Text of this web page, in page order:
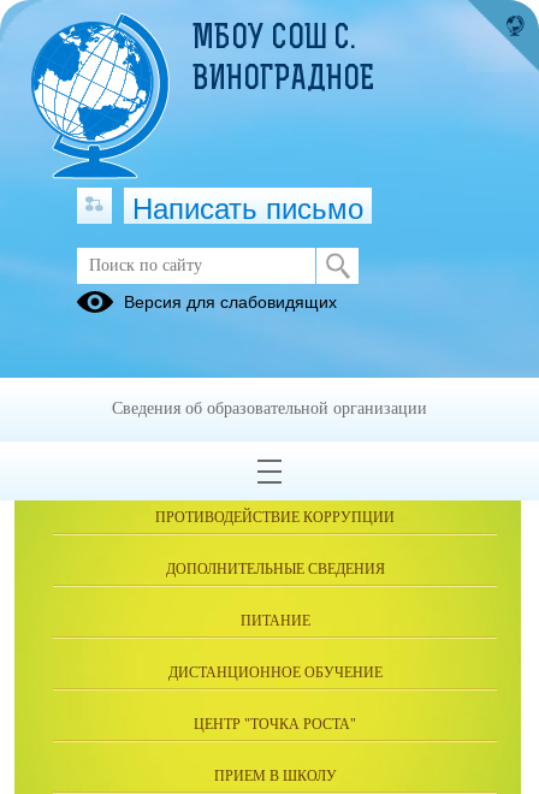
Публикации за Октябрь 2025
ОБРАЩЕНИЯ ГРАЖДАН
ПРОТИВОДЕЙСТВИЕ КОРРУПЦИИ
ДОПОЛНИТЕЛЬНЫЕ СВЕДЕНИЯ
ПИТАНИЕ
ДИСТАНЦИОННОЕ ОБУЧЕНИЕ
ЦЕНТР "ТОЧКА РОСТА"
ПРИЕМ В ШКОЛУ
МБОУ СОШ С.
ВИНОГРАДНОЕ
Написать письмо
Версия для слабовидящих
Сведения об образовательной организации